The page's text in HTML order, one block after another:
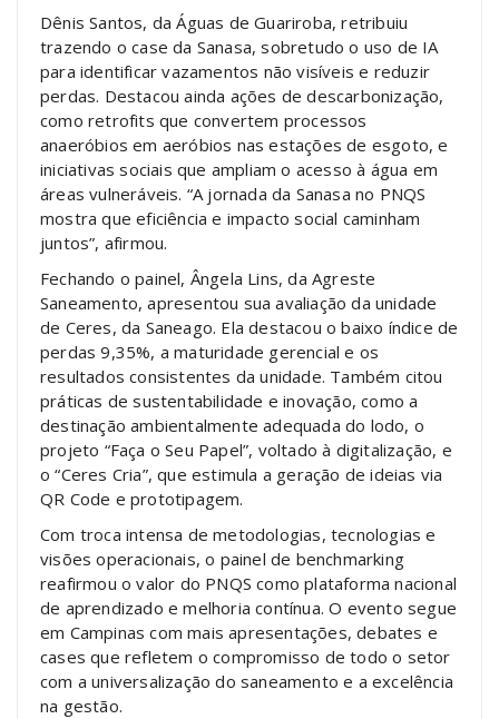
Dênis Santos, da Águas de Guariroba, retribuiu
trazendo o case da Sanasa, sobretudo o uso de IA
para identificar vazamentos não visíveis e reduzir
perdas. Destacou ainda ações de descarbonização,
como retrofits que convertem processos
anaeróbios em aeróbios nas estações de esgoto, e
iniciativas sociais que ampliam o acesso à água em
áreas vulneráveis. “A jornada da Sanasa no PNQS
mostra que eficiência e impacto social caminham
juntos”, afirmou.
Fechando o painel, Ângela Lins, da Agreste
Saneamento, apresentou sua avaliação da unidade
de Ceres, da Saneago. Ela destacou o baixo índice de
perdas 9,35%, a maturidade gerencial e os
resultados consistentes da unidade. Também citou
práticas de sustentabilidade e inovação, como a
destinação ambientalmente adequada do lodo, o
projeto “Faça o Seu Papel”, voltado à digitalização, e
o “Ceres Cria”, que estimula a geração de ideias via
QR Code e prototipagem.
Com troca intensa de metodologias, tecnologias e
visões operacionais, o painel de benchmarking
reafirmou o valor do PNQS como plataforma nacional
de aprendizado e melhoria contínua. O evento segue
em Campinas com mais apresentações, debates e
cases que refletem o compromisso de todo o setor
com a universalização do saneamento e a excelência
na gestão.